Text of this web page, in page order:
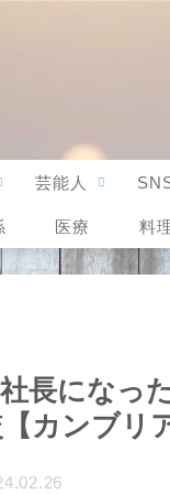
芸能人
医療 料
長になっ
カンブリ